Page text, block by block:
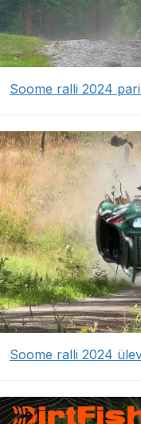
Soome ralli 2024
Soome ralli 2024